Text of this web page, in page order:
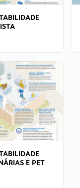
E PET